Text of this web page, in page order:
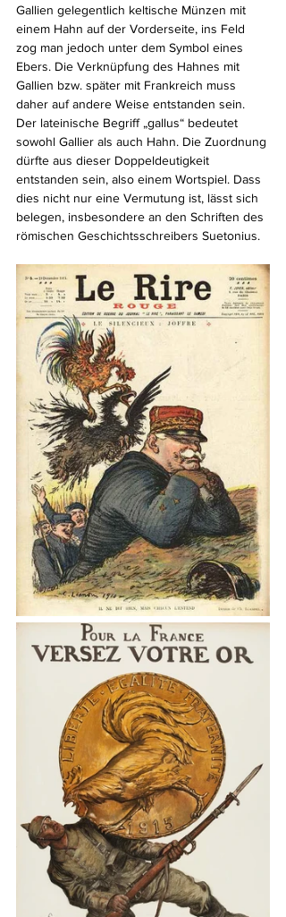
Gallien gelegentlich keltische Münzen mit
einem Hahn auf der Vorderseite, ins Feld
zog man jedoch unter dem Symbol eines
Ebers. Die Verknüpfung des Hahnes mit
Gallien bzw. später mit Frankreich muss
daher auf andere Weise entstanden sein.
Der lateinische Begriff „gallus“ bedeutet
sowohl Gallier als auch Hahn. Die Zuordnung
dürfte aus dieser Doppeldeutigkeit
entstanden sein, also einem Wortspiel. Dass
dies nicht nur eine Vermutung ist, lässt sich
belegen, insbesondere an den Schriften des
römischen Geschichtsschreibers Suetonius.